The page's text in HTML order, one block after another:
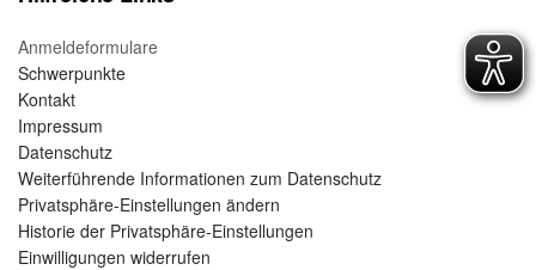
Anmeldeformulare
Schwerpunkte
Kontakt
Impressum
Datenschutz
Weiterführende Informationen zum Datenschutz
Privatsphäre-Einstellungen ändern
Historie der Privatsphäre-Einstellungen
Einwilligungen widerrufen